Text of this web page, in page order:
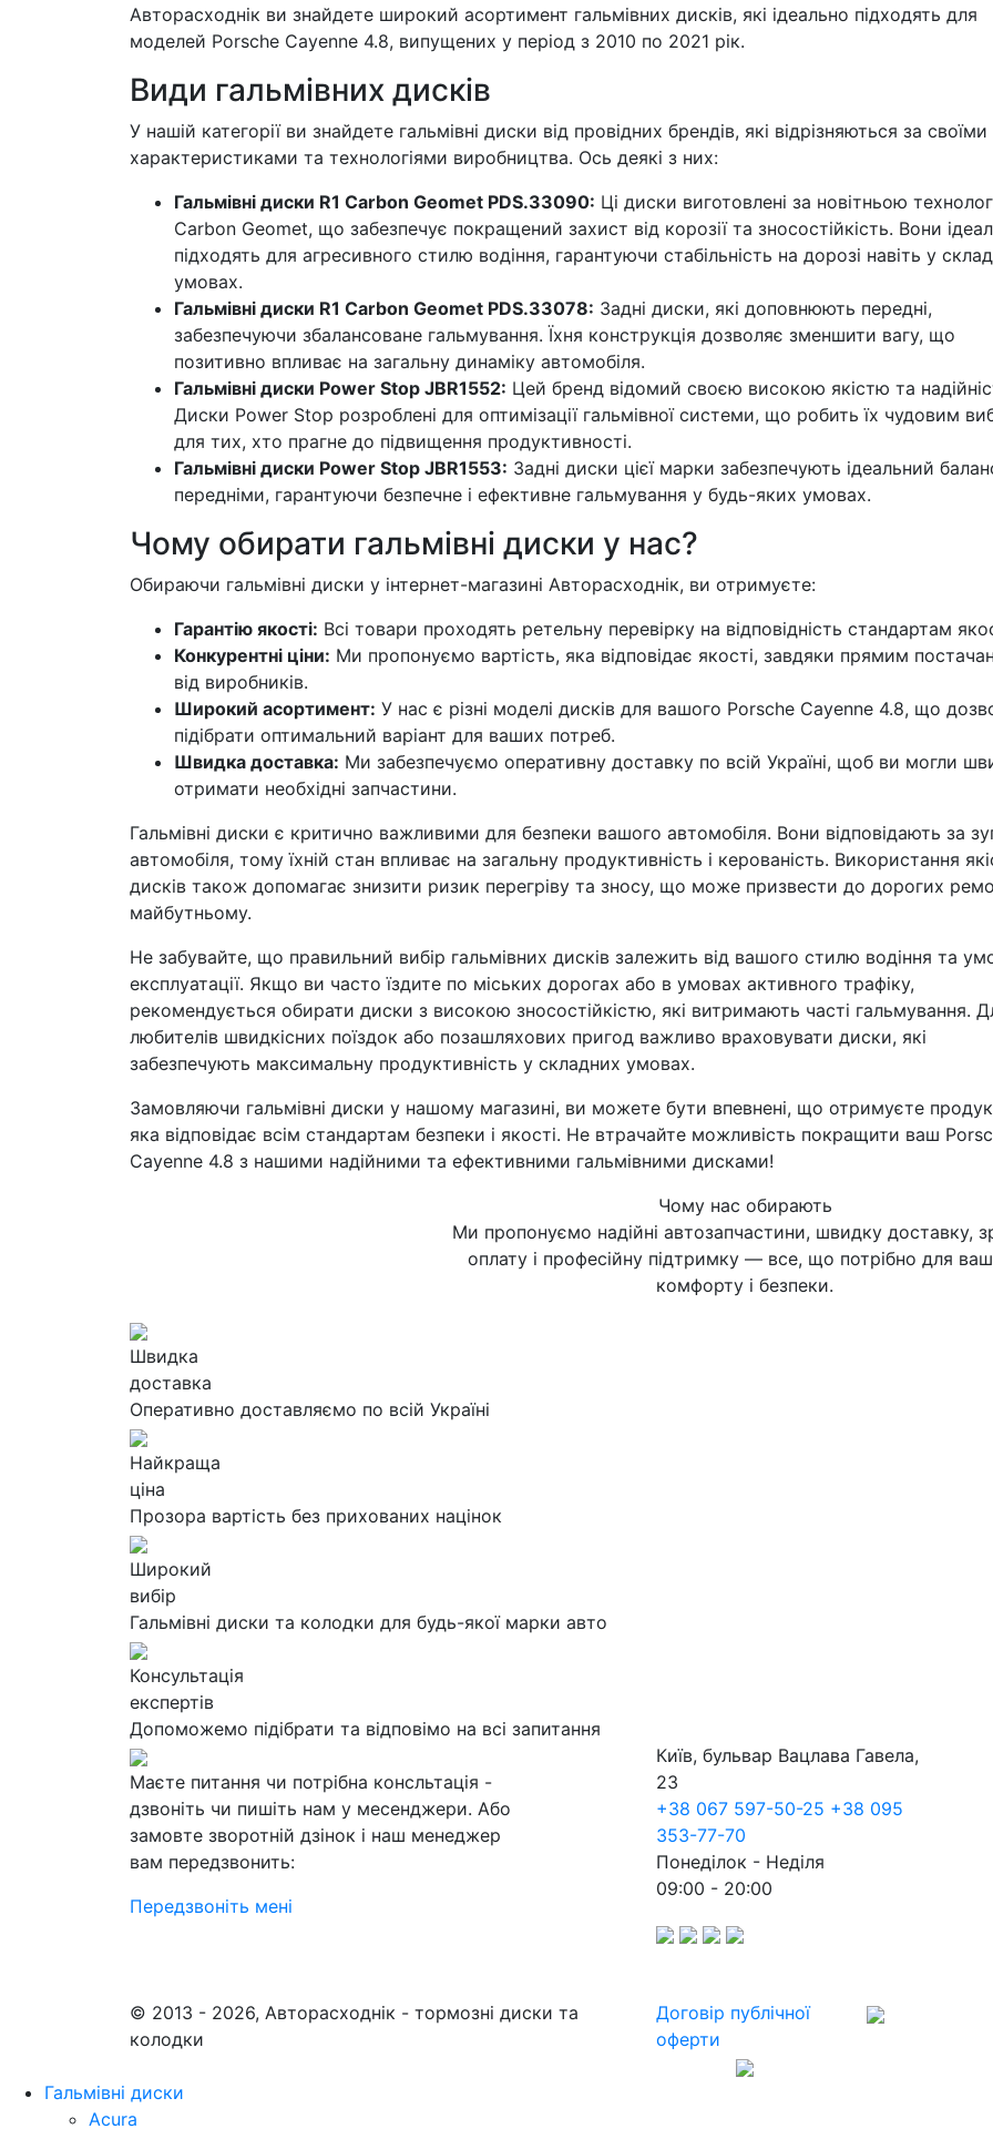
Авторасходнік ви знайдете широкий асортимент гальмівних дисків, які ідеально підходять для
моделей Porsche Cayenne 4.8, випущених у період з 2010 по 2021 рік.
Види гальмівних дисків
У нашій категорії ви знайдете гальмівні диски від провідних брендів, які відрізняються за своїми
характеристиками та технологіями виробництва. Ось деякі з них:
Гальмівні диски R1 Carbon Geomet PDS.33090: Ці диски виготовлені за новітньою
Carbon Geomet, що забезпечує покращений захист від корозії та зносостійкість. Вони
підходять для агресивного стилю водіння, гарантуючи стабільність на дорозі навіть у
умовах.
Гальмівні диски R1 Carbon Geomet PDS.33078: Задні диски, які доповнюють передні,
забезпечуючи збалансоване гальмування. Їхня конструкція дозволяє зменшити вагу, що
позитивно впливає на загальну динаміку автомобіля.
Гальмівні диски Power Stop JBR1552: Цей бренд відомий своєю високою якістю та
Диски Power Stop розроблені для оптимізації гальмівної системи, що робить їх чудовим
для тих, хто прагне до підвищення продуктивності.
Гальмівні диски Power Stop JBR1553: Задні диски цієї марки забезпечують ідеальний
передніми, гарантуючи безпечне і ефективне гальмування у будь-яких умовах.
Чому обирати гальмівні диски у нас?
Обираючи гальмівні диски у інтернет-магазині Авторасходнік, ви отримуєте:
Гарантію якості: Всі товари проходять ретельну перевірку на відповідність стандартам
Конкурентні ціни: Ми пропонуємо вартість, яка відповідає якості, завдяки прямим
від виробників.
Широкий асортимент: У нас є різні моделі дисків для вашого Porsche Cayenne 4.8, що
підібрати оптимальний варіант для ваших потреб.
Швидка доставка: Ми забезпечуємо оперативну доставку по всій Україні, щоб ви могли
отримати необхідні запчастини.
Гальмівні диски є критично важливими для безпеки вашого автомобіля. Вони відповідають за
автомобіля, тому їхній стан впливає на загальну продуктивність і керованість. Використання
дисків також допомагає знизити ризик перегріву та зносу, що може призвести до дорогих
майбутньому.
Не забувайте, що правильний вибір гальмівних дисків залежить від вашого стилю водіння та
експлуатації. Якщо ви часто їздите по міських дорогах або в умовах активного трафіку,
рекомендується обирати диски з високою зносостійкістю, які витримають часті гальмування.
любителів швидкісних поїздок або позашляхових пригод важливо враховувати диски, які
забезпечують максимальну продуктивність у складних умовах.
Замовляючи гальмівні диски у нашому магазині, ви можете бути впевнені, що отримуєте
яка відповідає всім стандартам безпеки і якості. Не втрачайте можливість покращити ваш
Cayenne 4.8 з нашими надійними та ефективними гальмівними дисками!
Чому нас обирають
Ми пропонуємо надійні автозапчастини, швидку доставку,
оплату і професійну підтримку — все, що потрібно для
комфорту і безпеки.
Швидка
доставка
Оперативно доставляємо по всій Україні
Найкраща
ціна
Прозора вартість без прихованих націнок
Широкий
вибір
Гальмівні диски та колодки для будь-якої марки авто
Консультація
експертів
Допоможемо підібрати та відповімо на всі запитання
Маєте питання чи потрібна консльтація -
дзвоніть чи пишіть нам у месенджери. Або
замовте зворотній дзінок і наш менеджер
вам передзвонить:
Передзвоніть мені
Київ, бульвар Вацлава Гавела,
23
+38 067 597-50-25 +38 095
353-77-70
Понеділок - Неділя
09:00 - 20:00
© 2013 - 2026, Авторасходнік - тормозні диски та
колодки
Договір публічної
оферти
Гальмівні диски
Acura